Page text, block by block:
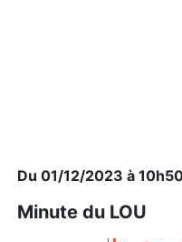
Du 01/12/2023 à
Minute du LOU